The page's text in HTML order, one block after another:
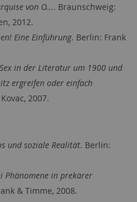
von O.... Braunschweig:
2012.
Eine Einführung. Berlin: Frank
in der Literatur um 1900 und
ergreifen oder einfach
2007.
und soziale Realität. Berlin:
Phänomene in prekärer
& Timme, 2008.